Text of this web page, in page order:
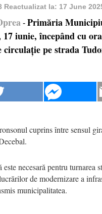
Reactualizat la: 17 June
- Primăria
iunie, începând cu
circulație pe strada
cuprins între sensul
este necesară pentru turnarea
de modernizare a
municipalitatea.